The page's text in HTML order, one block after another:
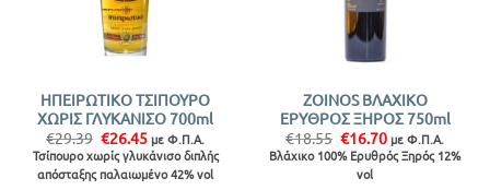
ΗΠΕΙΡΩΤΙΚΟ ΤΣΙΠΟΥΡΟ
ΧΩΡΙΣ ΓΛΥΚΑΝΙΣΟ 700ml
€29.39 Original
price
was:
€29.39.
€26.45Η
τρέχουσα
τιμή
είναι:
με Φ.Π.Α.
Τσίπουρο χωρίς γλυκάνισο διπλής
απόσταξης παλαιωμένο 42% vol
ZOINOS ΒΛΑΧΙΚΟ
ΕΡΥΘΡΟΣ ΞΗΡΟΣ 750ml
€18.55 Original
price
was:
€18.55.
€16.70Η
τρέχουσα
τιμή
με Φ.Π.Α.
Βλάχικο 100% Ερυθρός Ξηρός 12%
vol